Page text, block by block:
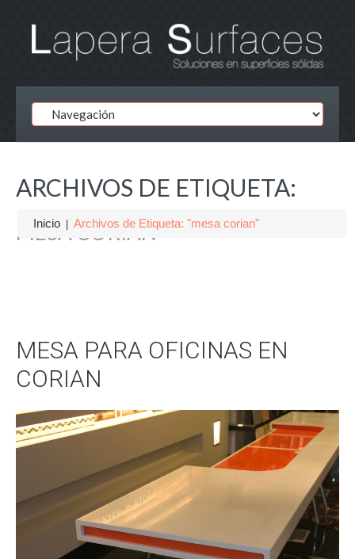
ARCHIVOS DE ETIQUETA:
MESA CORIAN
Inicio Archivos de Etiqueta: "mesa corian"
MESA PARA OFICINAS EN
CORIAN